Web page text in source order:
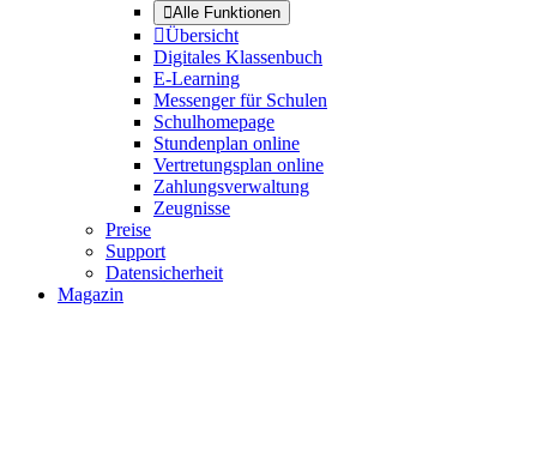
Alle Funktionen
Übersicht
Digitales Klassenbuch
E-Learning
Messenger für Schulen
Schulhomepage
Stundenplan online
Vertretungsplan online
Zahlungsverwaltung
Zeugnisse
Preise
Support
Datensicherheit
Magazin